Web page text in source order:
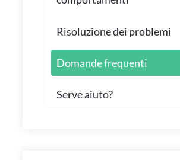
Risoluzione dei problemi
Domande frequenti
Serve aiuto?